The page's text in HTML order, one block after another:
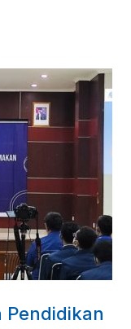
Pendidikan